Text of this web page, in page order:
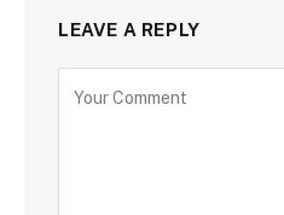
LEAVE A REPLY